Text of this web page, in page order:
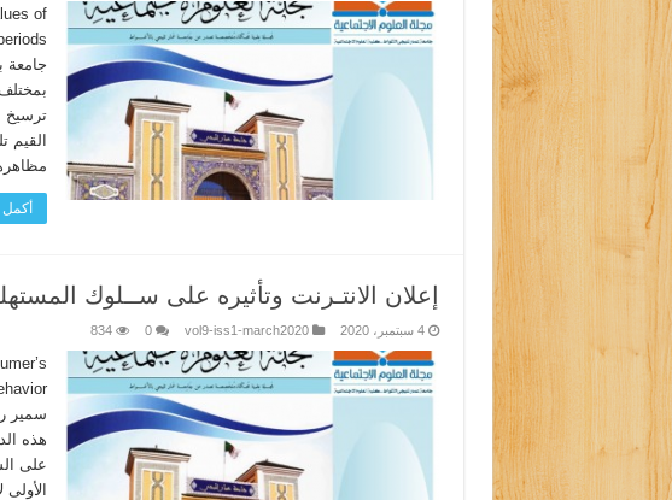
of
جامعة
ترسيخ
القيم
أكمل
إعلان الانتـرنت وتأثيره على ســلوك
4 سبتمبر، 2020 vol9-iss1-march2020
0
834
هذه
على